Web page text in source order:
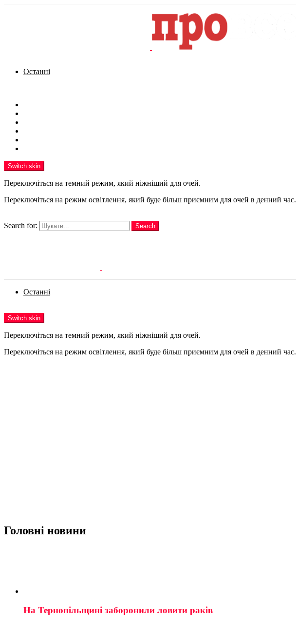
Останні
Switch skin
Переключіться на темний режим, який ніжніший для очей.
Переключіться на режим освітлення, який буде більш приємним для очей в денний час.
Search for:
Search
Останні
Switch skin
Переключіться на темний режим, який ніжніший для очей.
Переключіться на режим освітлення, який буде більш приємним для очей в денний час.
Головні новини
На Тернопільщині заборонили ловити раків